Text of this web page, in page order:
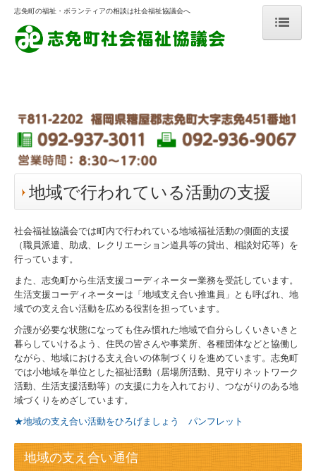
実施事業
地域で行われている活動
高齢者の方
障がいのある方
介護をしている方
子育て中の方
困りごとのある方
地域福祉事業
貸出事業
志免町の福祉・ボランティアの相談は社会福祉協議会へ
地域で行われている活動の支援
社会福祉協議会では町内で行われている地域福祉活動の側面的支援
（職員派遣、助成、レクリエーション道具等の貸出、相談対応等）を
行っています。
また、志免町から生活支援コーディネーター業務を受託しています。
生活支援コーディネーターは「地域支え合い推進員」とも呼ばれ、地
域での支え合い活動を広める役割を担っています。
介護が必要な状態になっても住み慣れた地域で自分らしくいきいきと
暮らしていけるよう、住民の皆さんや事業所、各種団体などと協働し
ながら、地域における支え合いの体制づくりを進めています。志免町
では小地域を単位とした福祉活動（居場所活動、見守りネットワーク
活動、生活支援活動等）の支援に力を入れており、つながりのある地
域づくりをめざしています。
★地域の支え合い活動をひろげましょう パンフレット
地域の支え合い通信